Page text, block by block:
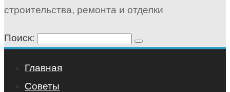
строительства, ремонта и отделки
Поиск:
Главная
Советы